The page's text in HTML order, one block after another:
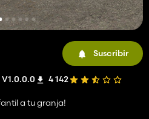
Suscribir
V1.0.0.0 4 142
a tu granja!